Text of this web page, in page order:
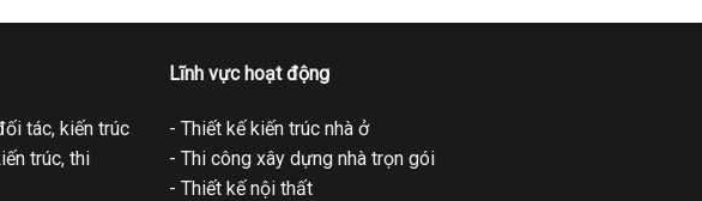
tác, kiến trúc
trúc, thi
Lĩnh vực hoạt động
- Thiết kế kiến trúc nhà ở
- Thi công xây dựng nhà trọn gói
- Thiết kế nội thất